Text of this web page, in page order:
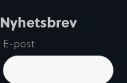
Nyhetsbrev
E-post